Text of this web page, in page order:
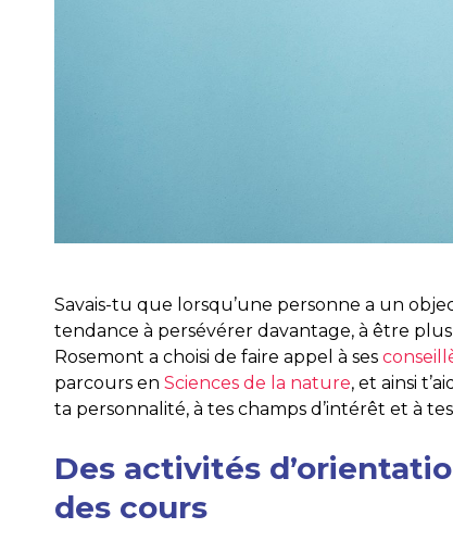
Savais-tu que lorsqu’une personne a un
tendance à persévérer davantage, à être
Rosemont a choisi de faire appel à ses
parcours en Sciences de la nature, et ainsi
ta personnalité, à tes champs d’intérêt et à
Des activités
des cours